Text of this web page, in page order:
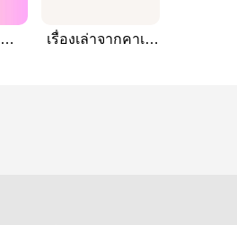
เรื่องเล่าจากคาเฟ่